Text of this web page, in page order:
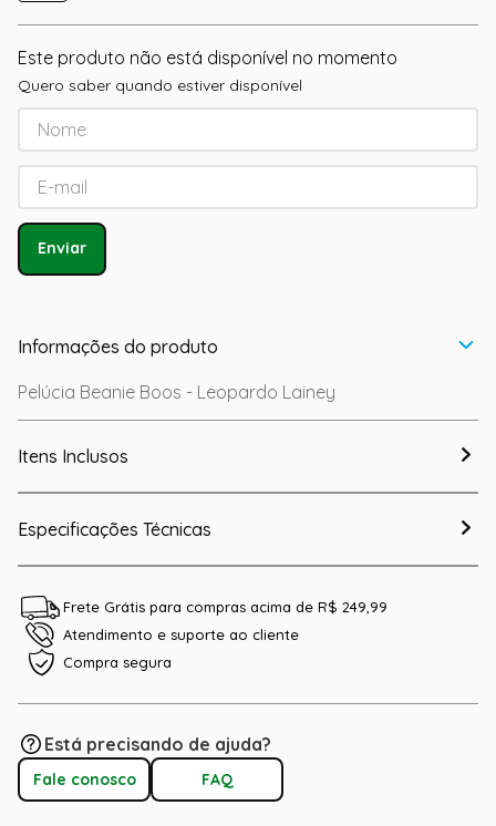
Este produto não está disponível no momento
Quero saber quando estiver disponível
Enviar
Informações do produto
Pelúcia Beanie Boos - Leopardo Lainey
Itens Inclusos
Especificações Técnicas
Frete Grátis para compras acima de R$ 249,99
Atendimento e suporte ao cliente
Compra segura
Está precisando de ajuda?
Fale conosco FAQ